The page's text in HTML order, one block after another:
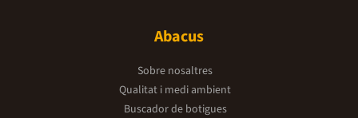
Abacus
Sobre nosaltres
Qualitat i medi ambient
Buscador de botigues